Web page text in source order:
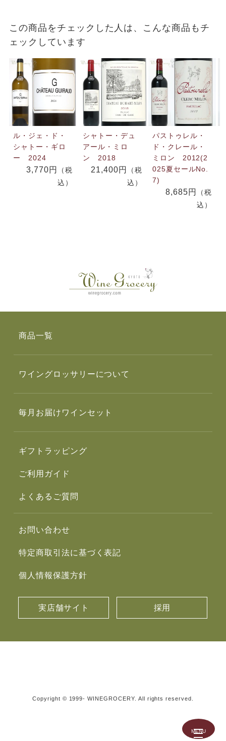
この商品をチェックした人は、こんな商品もチ
ェックしています
ル・ジェ・ド・
シャトー・ギロ
ー 2024
3,770円
（税
込）
シャトー・デュ
アール・ミロ
ン 2018
21,400円
（税
込）
パストゥレル・
ド・クレール・
ミロン 2012(2
025夏セールNo.
7)
8,685円
（税
込）
商品一覧
ワイングロッサリーについて
毎月お届けワインセット
ギフトラッピング
ご利用ガイド
よくあるご質問
お問い合わせ
特定商取引法に基づく表記
個人情報保護方針
実店舗サイト 採用
Copyright © 1999- WINEGROCERY. All rights reserved.